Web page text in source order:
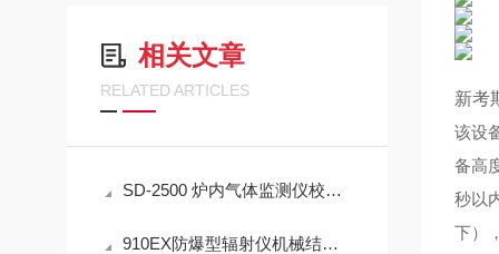
相关文章
RELATED ARTICLES
SD-2500 炉内气体监测仪校准方法详解
910EX防爆型辐射仪机械结构与环境适应性技术
新考
该设
备高
秒以
下）